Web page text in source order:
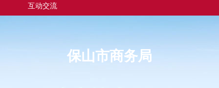
互动交流
保山市商务局